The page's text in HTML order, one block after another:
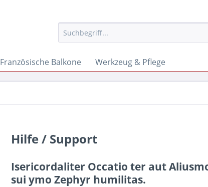
Französische Balkone Werkzeug & Pflege
Hilfe / Support
Isericordaliter Occatio ter aut
sui ymo Zephyr humilitas.